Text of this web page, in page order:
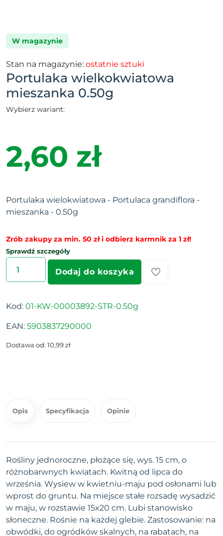
W magazynie
Stan na magazynie: ostatnie sztuki
Portulaka wielkokwiatowa
mieszanka 0.50g
Wybierz wariant:
2,60 zł
Portulaka wielokwiatowa - Portulaca grandiflora -
mieszanka - 0.50g
Zrób zakupy za min. 50 zł i odbierz karmnik za 1 zł!
Sprawdź szczegóły
Dodaj do koszyka
Kod: 01-KW-00003892-STR-0.50g
EAN: 5903837290000
Dostawa od: 10,99 zł
Opis Specyfikacja Opinie
Rośliny jednoroczne, płożące się, wys. 15 cm, o
różnobarwnych kwiatach. Kwitną od lipca do
września. Wysiew w kwietniu-maju pod osłonami lub
wprost do gruntu. Na miejsce stałe rozsadę wysadzić
w maju, w rozstawie 15x20 cm. Lubi stanowisko
słoneczne. Rośnie na każdej glebie. Zastosowanie: na
obwódki, do ogródków skalnych, na rabatach, na